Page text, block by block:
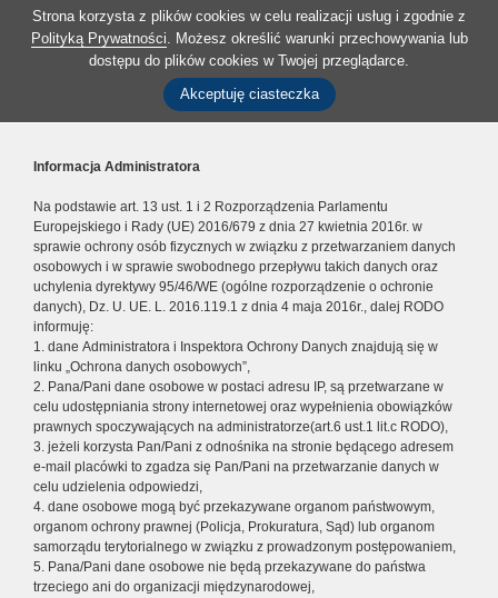
Strona korzysta z plików cookies w celu realizacji usług i zgodnie z
Polityką Prywatności. Możesz określić warunki przechowywania lub
dostępu do plików cookies w Twojej przeglądarce.
Akceptuję ciasteczka
Informacja Administratora
Na podstawie art. 13 ust. 1 i 2 Rozporządzenia Parlamentu
Europejskiego i Rady (UE) 2016/679 z dnia 27 kwietnia 2016r. w
sprawie ochrony osób fizycznych w związku z przetwarzaniem danych
osobowych i w sprawie swobodnego przepływu takich danych oraz
uchylenia dyrektywy 95/46/WE (ogólne rozporządzenie o ochronie
danych), Dz. U. UE. L. 2016.119.1 z dnia 4 maja 2016r., dalej RODO
informuję:
1. dane Administratora i Inspektora Ochrony Danych znajdują się w
linku „Ochrona danych osobowych”,
2. Pana/Pani dane osobowe w postaci adresu IP, są przetwarzane w
celu udostępniania strony internetowej oraz wypełnienia obowiązków
prawnych spoczywających na administratorze(art.6 ust.1 lit.c RODO),
3. jeżeli korzysta Pan/Pani z odnośnika na stronie będącego adresem
e-mail placówki to zgadza się Pan/Pani na przetwarzanie danych w
celu udzielenia odpowiedzi,
4. dane osobowe mogą być przekazywane organom państwowym,
organom ochrony prawnej (Policja, Prokuratura, Sąd) lub organom
samorządu terytorialnego w związku z prowadzonym postępowaniem,
5. Pana/Pani dane osobowe nie będą przekazywane do państwa
trzeciego ani do organizacji międzynarodowej,